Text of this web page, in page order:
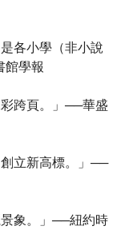
各小學（非小說
館學報
跨頁。」──華盛
立新高標。」──
象。」──紐約時